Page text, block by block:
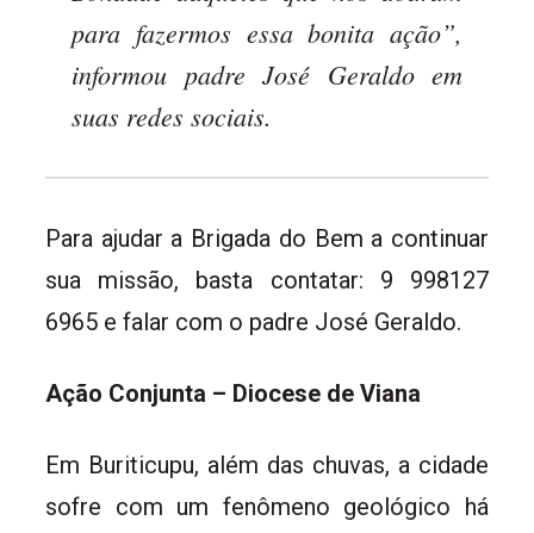
para fazermos essa bonita ação”,
informou padre José Geraldo em
suas redes sociais.
Para ajudar a Brigada do Bem a continuar
sua missão, basta contatar: 9 998127
6965 e falar com o padre José Geraldo.
Ação Conjunta – Diocese de Viana
Em Buriticupu, além das chuvas, a cidade
sofre com um fenômeno geológico há